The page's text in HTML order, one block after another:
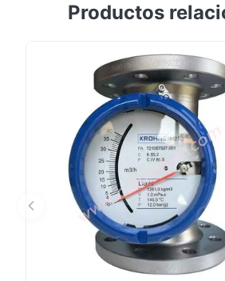
módulo de medios MM491-2LD,
Productos